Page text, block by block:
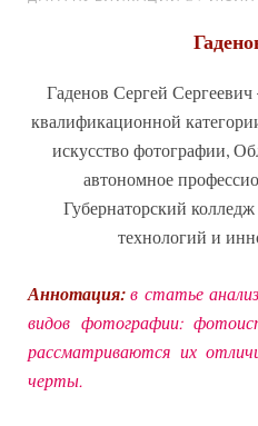
Гаденов Сергей
квалификационной
искусство фотографии,
автономное
Губернаторский
технологий и
Аннотация:в статье
видов фотографии:
рассматриваются их
черты.